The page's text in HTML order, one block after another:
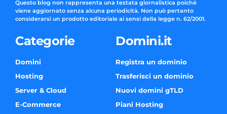
Questo blog non rappresenta una testata giornalistica poiché
viene aggiornato senza alcuna periodicità. Non può pertanto
considerarsi un prodotto editoriale ai sensi della legge n. 62/2001.
Categorie
Domini
Hosting
Server & Cloud
E-Commerce
Domini.it
Registra un dominio
Trasferisci un dominio
Nuovi domini gTLD
Piani Hosting